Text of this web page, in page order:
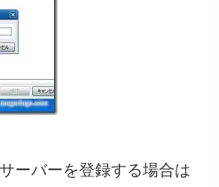
ーバーを登録する場合は